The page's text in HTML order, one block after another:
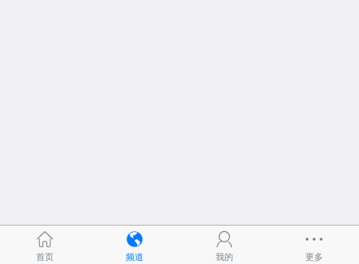
首页 频道 我的 更多